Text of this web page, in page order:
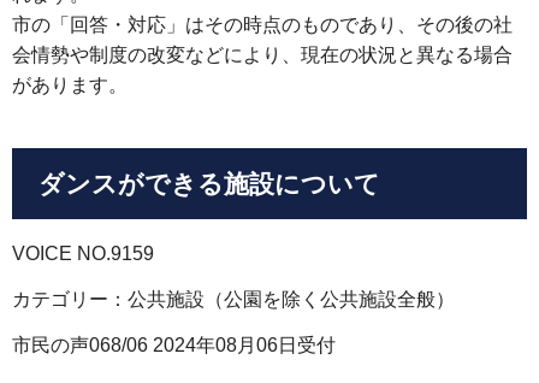
市の「回答・対応」はその時点のものであり、その後の社
会情勢や制度の改変などにより、現在の状況と異なる場合
があります。
ダンスができる施設について
VOICE NO.9159
カテゴリー：公共施設（公園を除く公共施設全般）
市民の声068/06 2024年08月06日受付